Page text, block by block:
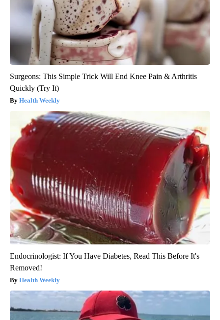
Surgeons: This Simple Trick Will End Knee Pain & Arthritis
Quickly (Try It)
Health Weekly
Endocrinologist: If You Have Diabetes, Read This Before It's
Removed!
Health Weekly